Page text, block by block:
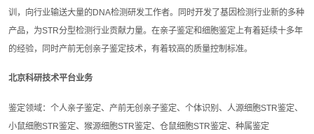
训，向行业输送大量的DNA检测研发工作者。同时开发了基因检测行业新的多种
产品，为STR分型检测行业贡献力量。在亲子鉴定和细胞鉴定上有着延续十多年
的经验，同时产前无创亲子鉴定技术，有着较高的质量控制标准。
北京科研技术平台业务
鉴定领域：个人亲子鉴定、产前无创亲子鉴定、个体识别、人源细胞STR鉴定、
小鼠细胞STR鉴定、猴源细胞STR鉴定、仓鼠细胞STR鉴定、种属鉴定